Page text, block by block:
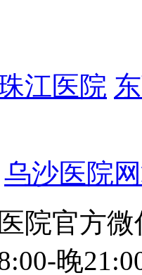
江医院
乌沙医院
院官方微
晚